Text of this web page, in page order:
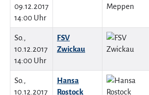
09.12.2017
14:00 Uhr
So.,
10.12.2017
14:00 Uhr
FSV
Zwickau
So.,
10.12.2017
Hansa
Rostock